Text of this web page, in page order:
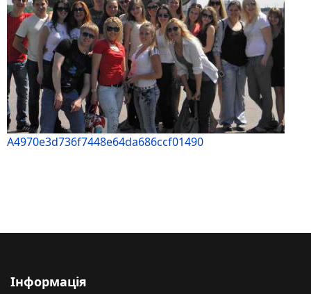
A4970e3d736f7448e64da686ccf01490
Інформація